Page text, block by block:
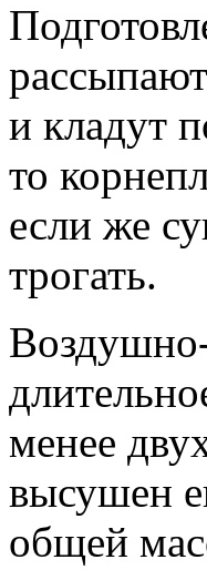
и кладут
то
если же
трогать.
менее
высушен
общей